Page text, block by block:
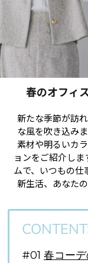
春のオフィ
新たな季節が訪
な風を吹き込み
素材や明るいカ
ョンをご紹介し
ムで、いつもの仕
新生活、あなた
#01 春コー